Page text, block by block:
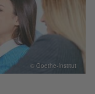
© Goethe-Institut